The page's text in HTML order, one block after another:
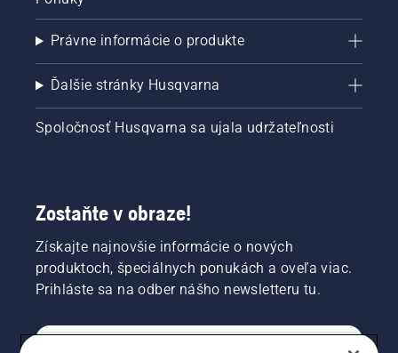
Právne informácie o produkte
Ďalšie stránky Husqvarna
Spoločnosť Husqvarna sa ujala udržateľnosti
Zostaňte v obraze!
Získajte najnovšie informácie o nových
produktoch, špeciálnych ponukách a oveľa viac.
Prihláste sa na odber nášho newsletteru tu.